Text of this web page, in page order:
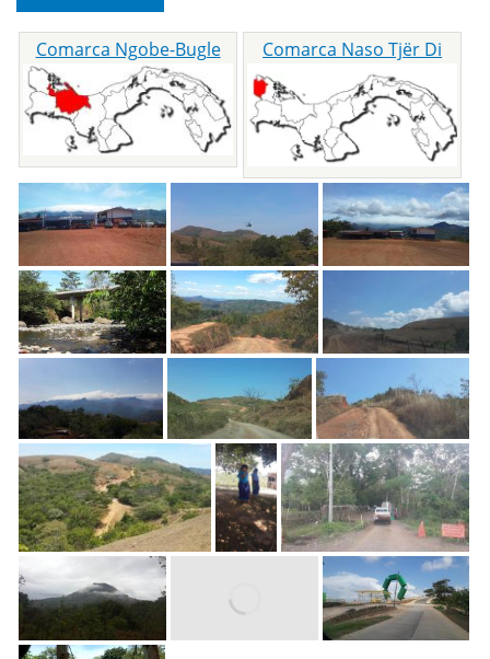
Comarca Ngobe-Bugle Comarca Naso Tjër Di